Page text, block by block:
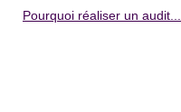
Pourquoi réaliser un audit...